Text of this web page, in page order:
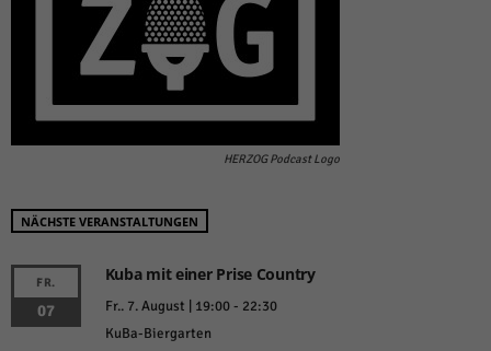
HERZOG Podcast Logo
NÄCHSTE VERANSTALTUNGEN
FR.
07
Kuba mit einer Prise Country
Fr.. 7. August | 19:00- 22:30
KuBa-Biergarten